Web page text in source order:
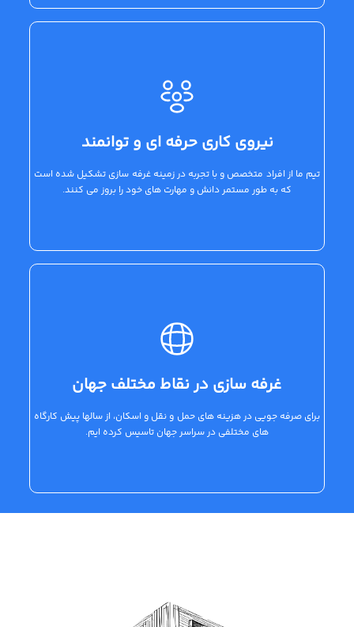
نیروی کاری حرفه ای و توانمند
تیم ما از افراد متخصص و با تجربه در زمینه غرفه سازی تشکیل شده است
که به طور مستمر دانش و مهارت های خود را بروز می کنند.
غرفه سازی در نقاط مختلف جهان
برای صرفه جویی در هزینه های حمل و نقل و اسکان، از سالها پیش کارگاه
های مختلفی در سراسر جهان تاسیس کرده ایم.